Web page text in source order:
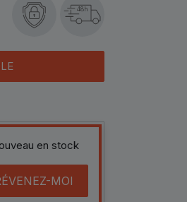
48h
en stock
MOI